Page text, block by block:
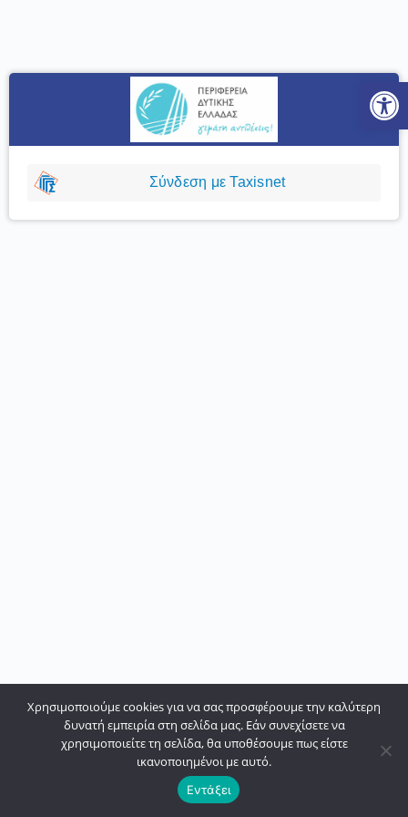
Σύνδεση με Taxisnet
Χρησιμοποιούμε cookies για να σας προσφέρουμε την καλύτερη
δυνατή εμπειρία στη σελίδα μας. Εάν συνεχίσετε να
χρησιμοποιείτε τη σελίδα, θα υποθέσουμε πως είστε
ικανοποιημένοι με αυτό.
Εντάξει